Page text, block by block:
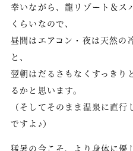
会員登録
会員情報の確認・変更
ご予
Facebook
幸いながら、龍リゾート＆ス
くらいなので、
昼間はエアコン・夜は天然の
と、
翌朝はだるさもなくすっきり
るかと思います。
（そしてそのまま温泉に直
ですよ♪）
猛暑の今こそ、より身体に優